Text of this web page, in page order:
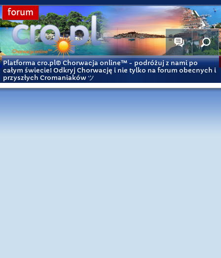
forum
Platforma cro.pl© Chorwacja online™ - podróżuj z nami po
całym świecie! Odkryj Chorwację i nie tylko na forum obecnych i
przyszłych Cromaniaków ツ